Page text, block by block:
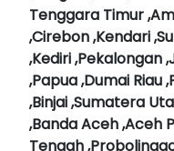
Tenggara Timur
,Cirebon ,Kendari
,Kediri ,Pekalongan
,Papua ,Dumai
,Binjai ,Sumatera
,Banda Aceh ,Aceh
Tengah